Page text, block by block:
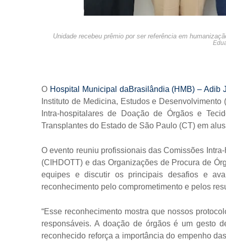
Unidade recebeu prêmio por ser referência em
O Hospital Municipal daBrasilândia (HMB) – Adib
Instituto de Medicina, Estudos e
Intra-hospitalares de Doação de Órgãos e
Transplantes do Estado de São Paulo (CT) em
O evento reuniu profissionais das Comissões
(CIHDOTT) e das Organizações de Procura de
equipes e discutir os principais desafios e
reconhecimento pelo comprometimento e pelos
“Esse reconhecimento mostra que nossos
responsáveis. A doação de órgãos é um gesto
reconhecido reforça a importância do empenho